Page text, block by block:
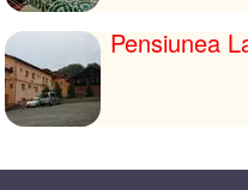
Pensiunea